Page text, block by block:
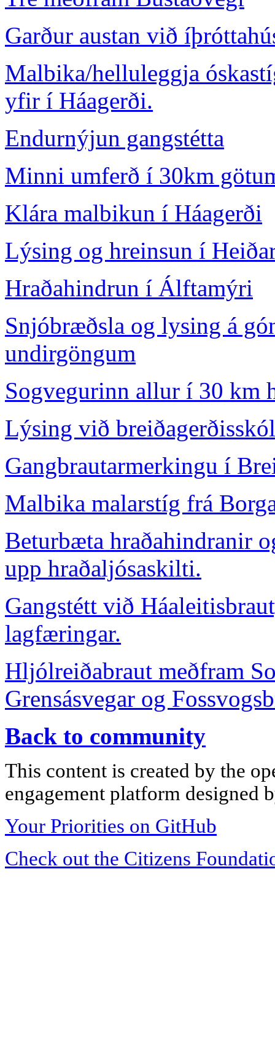
Garður austan við
Malbika/helluleggja
yfir í Háagerði.
Endurnýjun gangstétta
Minni umferð í 30km
Klára malbikun í Háagerði
Lýsing og hreinsun í
Hraðahindrun í Álftamýri
Snjóbræðsla og lysing á
undirgöngum
Sogvegurinn allur í 30 km
Lýsing við
Gangbrautarmerkingu í
Malbika malarstíg frá
Beturbæta hraðahindranir
upp hraðaljósaskilti.
Gangstétt við
lagfæringar.
Hljólreiðabraut meðfram
Grensásvegar og
Back to community
This content is created by the
engagement platform designed
Your Priorities on GitHub
Check out the Citizens